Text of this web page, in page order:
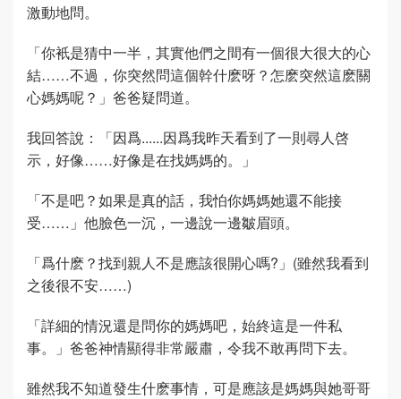
激動地問。
「你衹是猜中一半，其實他們之間有一個很大很大的心
結……不過，你突然問這個幹什麽呀？怎麽突然這麽關
心媽媽呢？」爸爸疑問道。
我回答說：「因爲......因爲我昨天看到了一則尋人啓
示，好像……好像是在找媽媽的。」
「不是吧？如果是真的話，我怕你媽媽她還不能接
受……」他臉色一沉，一邊說一邊皺眉頭。
「爲什麽？找到親人不是應該很開心嗎?」(雖然我看到
之後很不安……)
「詳細的情況還是問你的媽媽吧，始終這是一件私
事。」爸爸神情顯得非常嚴肅，令我不敢再問下去。
雖然我不知道發生什麽事情，可是應該是媽媽與她哥哥